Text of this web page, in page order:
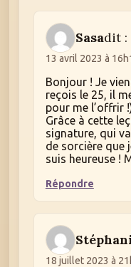
Sasadit :
13 avril 2023 à
Bonjour ! Je
reçois le 25, il
pour me l’offrir
Grâce à cette
signature, qui
de sorcière que
suis heureuse !
Répondre
18 juillet 2023 à